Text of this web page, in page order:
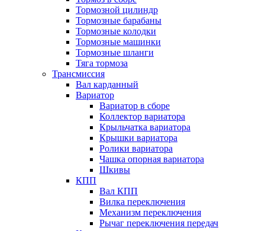
Тормозной цилиндр
Тормозные барабаны
Тормозные колодки
Тормозные машинки
Тормозные шланги
Тяга тормоза
Трансмиссия
Вал карданный
Вариатор
Вариатор в сборе
Коллектор вариатора
Крыльчатка вариатора
Крышки вариатора
Ролики вариатора
Чашка опорная вариатора
Шкивы
КПП
Вал КПП
Вилка переключения
Механизм переключения
Рычаг переключения передач